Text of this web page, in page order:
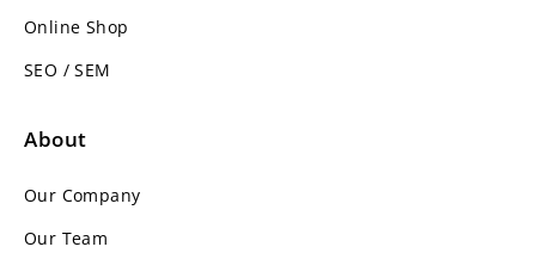
Online Shop
SEO / SEM
About
Our Company
Our Team